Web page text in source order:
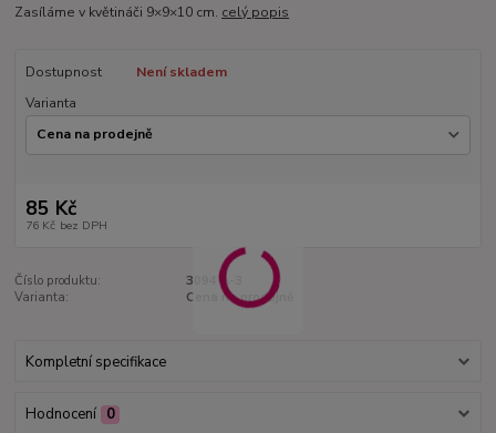
Zasíláme v květináči 9×9×10 cm. celý popis
Dostupnost
Není skladem
Varianta
85 Kč
76 Kč bez DPH
Číslo produktu:
3094 A-3
Varianta:
Cena na prodejně
Kompletní specifikace
Hodnocení 0